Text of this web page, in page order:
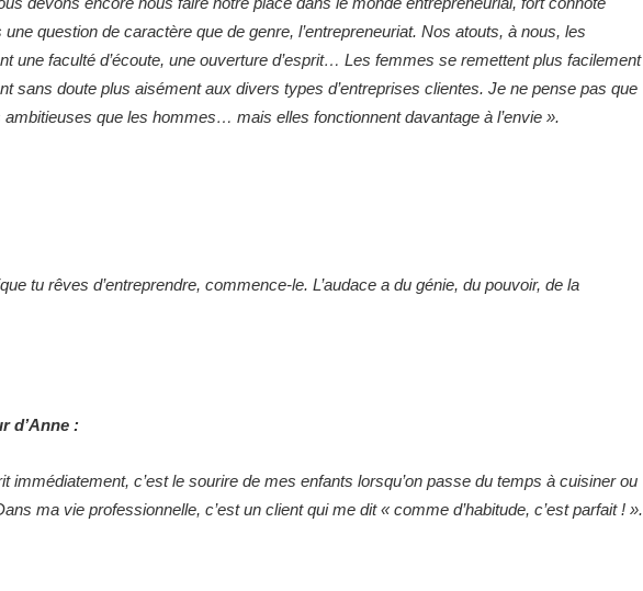
question de caractère que de genre, l’entrepreneuriat. Nos atouts, à nous, les
une faculté d’écoute, une ouverture d’esprit… Les femmes se remettent plus facilement
sans doute plus aisément aux divers types d’entreprises clientes. Je ne pense pas que
que les hommes… mais elles fonctionnent davantage à l’envie ».
tu rêves d’entreprendre, commence-le. L’audace a du génie, du pouvoir, de la
d’Anne :
immédiatement, c’est le sourire de mes enfants lorsqu’on passe du temps à cuisiner ou
ma vie professionnelle, c’est un client qui me dit « comme d’habitude, c’est parfait ! ».